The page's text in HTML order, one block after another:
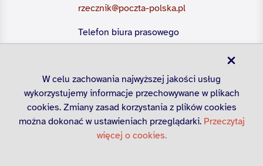
W celu zachowania najwyższej jakości usług
wykorzystujemy informacje przechowywane w plikach
cookies. Zmiany zasad korzystania z plików cookies
można dokonać w ustawieniach przeglądarki. Przeczytaj
więcej o cookies.
rzecznik@poczta-polska.pl
Telefon biura prasowego
22 656 54 28